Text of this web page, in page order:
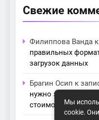
Свежие
Филиппова Ванда
правильных
загрузок данных
Брагин Осип к
нужно знать о
стоимости в
Мы
cookie.